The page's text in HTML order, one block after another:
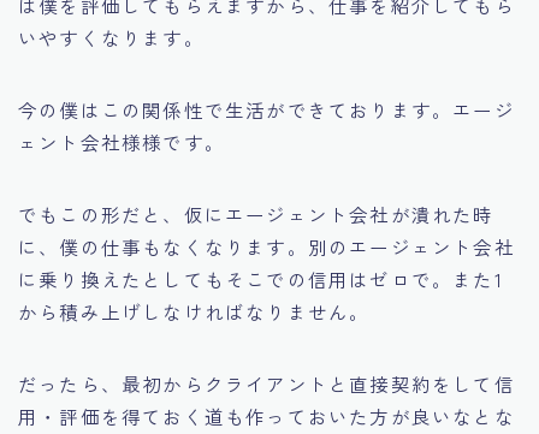
いやすくなります。
今の僕はこの関係性で生活ができております。エージ
ェント会社様様です。
でもこの形だと、仮にエージェント会社が潰れた時
に、僕の仕事もなくなります。別のエージェント会社
に乗り換えたとしてもそこでの信用はゼロで。また1
から積み上げしなければなりません。
だったら、最初からクライアントと直接契約をして信
用・評価を得ておく道も作っておいた方が良いなとな